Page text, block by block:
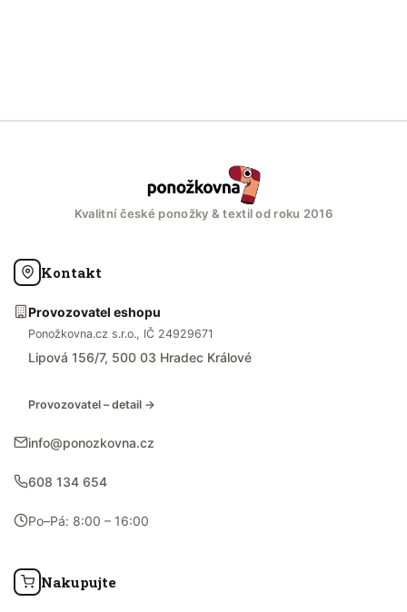
Kvalitní české ponožky & textil od roku 2016
Kontakt
Provozovatel eshopu
Ponožkovna.cz s.r.o., IČ 24929671
Lipová 156/7, 500 03 Hradec Králové
Provozovatel – detail →
info@ponozkovna.cz
608 134 654
Po–Pá: 8:00 – 16:00
Nakupujte